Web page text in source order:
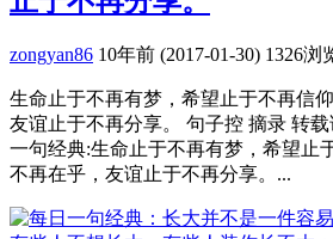
zongyan86 10年前 (2017-01-30) 1326浏
生命止于不再有梦，希望止于不再信
友谊止于不再分享。 句子控 摘录 转
一句经典:生命止于不再有梦，希望止
不再在乎，友谊止于不再分享。...